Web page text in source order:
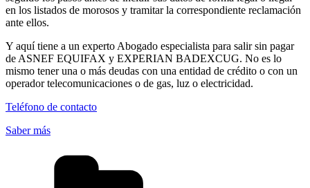
en los listados de morosos y tramitar la correspondiente reclamación
ante ellos.
Y aquí tiene a un experto Abogado especialista para salir sin pagar
de ASNEF EQUIFAX y EXPERIAN BADEXCUG. No es lo
mismo tener una o más deudas con una entidad de crédito o con un
operador telecomunicaciones o de gas, luz o electricidad.
Teléfono de contacto
Saber más